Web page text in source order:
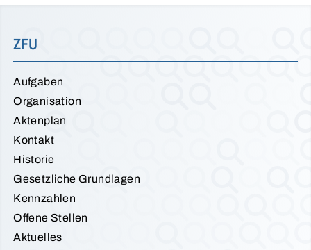
ZFU
Aufgaben
Organisation
Aktenplan
Kontakt
Historie
Gesetzliche Grundlagen
Kennzahlen
Offene Stellen
Aktuelles